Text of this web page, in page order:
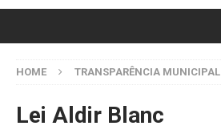
HOME TRANSPARÊNCIA MUNICIPAL
Lei Aldir Blanc